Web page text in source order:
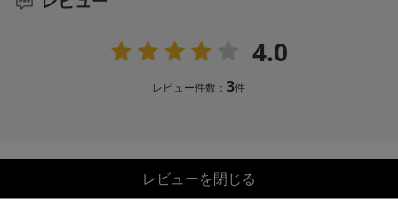
4.0
レビュー件数：3件
レビューを閉じる